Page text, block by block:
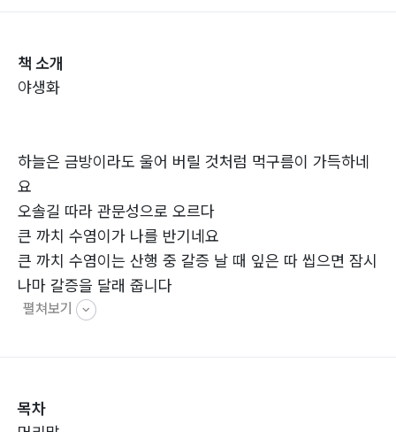
책 소개
야생화
하늘은 금방이라도 울어 버릴 것처럼 먹구름이 가득하네
요
오솔길 따라 관문성으로 오르다
큰 까치 수염이가 나를 반기네요
큰 까치 수염이는 산행 중 갈증 날 때 잎은 따 씹으면 잠시
나마 갈증을 달래 줍니다
저~새하얀 꽃잎 위에 호랑나비라도 앉아 주었더라면 좋
너무 늦어 노루발 군락지는 사그라지고 없네요
펼쳐보기
목차